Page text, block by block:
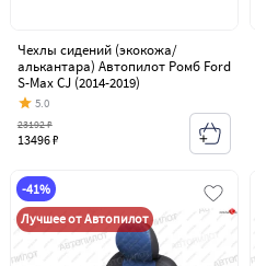
Чехлы сидений (экокожа/
алькантара) Автопилот Ромб Ford
S-Max CJ (2014-2019)
5.0
13496 ₽
23192 ₽
-41%
Лучшее от Автопилот